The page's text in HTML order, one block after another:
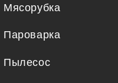
Мясорубка
Пароварка
Пылесос